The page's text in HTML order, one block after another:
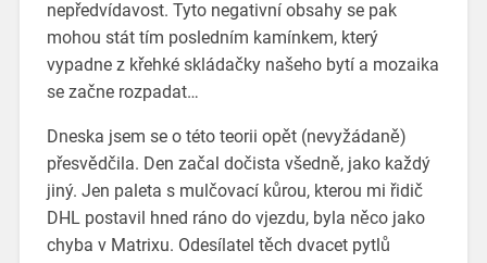
nepředvídavost. Tyto negativní obsahy se pak
mohou stát tím posledním kamínkem, který
vypadne z křehké skládačky našeho bytí a mozaika
se začne rozpadat…
Dneska jsem se o této teorii opět (nevyžádaně)
přesvědčila. Den začal dočista všedně, jako každý
jiný. Jen paleta s mulčovací kůrou, kterou mi řidič
DHL postavil hned ráno do vjezdu, byla něco jako
chyba v Matrixu. Odesílatel těch dvacet pytlů